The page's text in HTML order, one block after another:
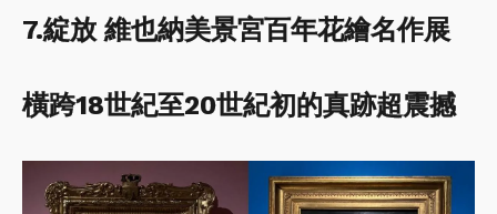
7.綻放 維也納美景宮百年花繪名作展
橫跨18世紀至20世紀初的真跡超震撼